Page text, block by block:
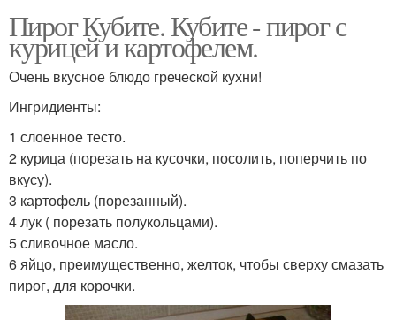
Пирог Кубите. Кубите - пирог с
курицей и картофелем.
Очень вкусное блюдо греческой кухни!
Ингридиенты:
1 слоенное тесто.
2 курица (порезать на кусочки, посолить, поперчить по
вкусу).
3 картофель (порезанный).
4 лук ( порезать полукольцами).
5 сливочное масло.
6 яйцо, преимущественно, желток, чтобы сверху смазать
пирог, для корочки.